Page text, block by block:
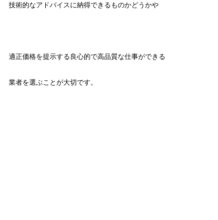
技術的なアドバイスに納得できるものかどうかや
適正価格を提示する良心的で高品質な仕事ができる
業者を選ぶことが大切です。